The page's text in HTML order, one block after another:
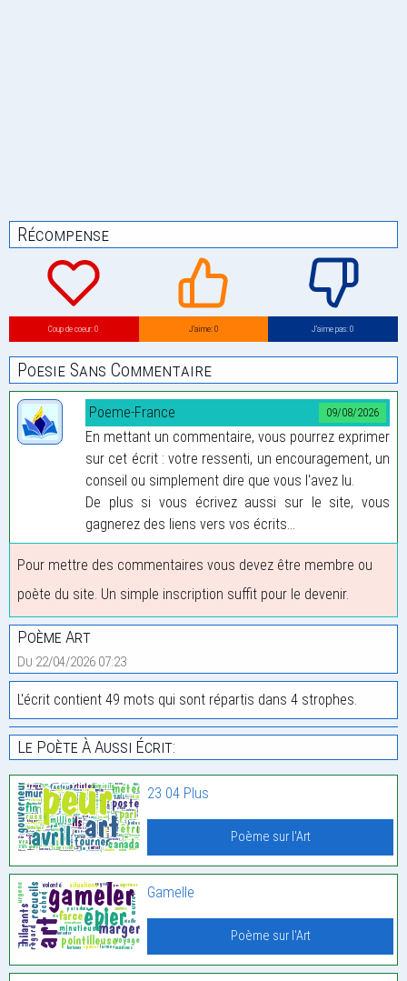
Récompense
Coup de coeur: 0 J’aime: 0 J’aime pas: 0
Poesie Sans Commentaire
09/08/2026
Poeme-France
En mettant un commentaire, vous pourrez exprimer
sur cet écrit : votre ressenti, un encouragement, un
conseil ou simplement dire que vous l'avez lu.
De plus si vous écrivez aussi sur le site, vous
gagnerez des liens vers vos écrits...
Pour mettre des commentaires vous devez être membre ou
poète du site. Un simple inscription suffit pour le devenir.
Poème Art
Du 22/04/2026 07:23
L'écrit contient 49 mots qui sont répartis dans 4 strophes.
Le Poète À Aussi Écrit:
23 04 Plus
Poème sur l'Art
Gamelle
Poème sur l'Art